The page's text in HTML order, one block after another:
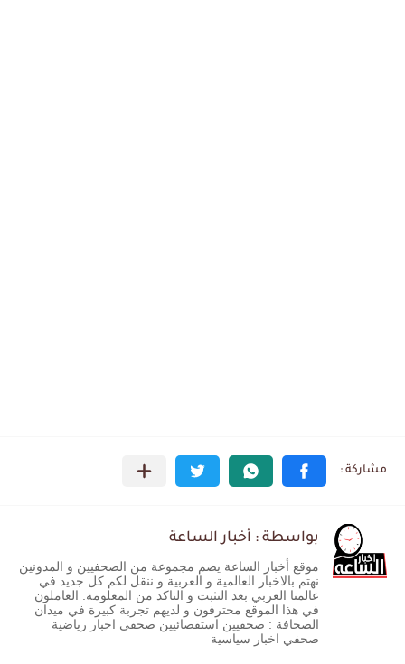
بواسطة : أخبار الساعة
موقع أخبار الساعة يضم مجموعة من الصحفيين و المدونين
نهتم بالاخبار العالمية و العربية و ننقل لكم كل جديد في
عالمنا العربي بعد التثبت و التاكد من المعلومة. العاملون
في هذا الموقع محترفون و لديهم تجربة كبيرة في ميدان
الصحافة : صحفيين استقصائيين صحفي اخبار رياضية
صحفي اخبار سياسية